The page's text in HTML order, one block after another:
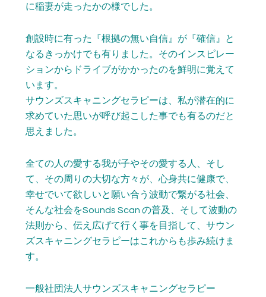
に稲妻が走ったかの様でした。
創設時に有った『根拠の無い自信』が『確信』と
なるきっかけでも有りました。そのインスピレー
ションからドライブがかかったのを鮮明に覚えて
います。
サウンズスキャニングセラピーは、私が潜在的に
求めていた思いが呼び起こした事でも有るのだと
思えました。
全ての人の愛する我が子やその愛する人、そし
て、その周りの大切な方々が、心身共に健康で、
幸せでいて欲しいと願い合う波動で繋がる社会、
そんな社会をSounds Scan の普及、そして波動の
法則から、伝え広げて行く事を目指して、サウン
ズスキャニングセラピーはこれからも歩み続けま
す。
一般社団法人サウンズスキャニングセラピー